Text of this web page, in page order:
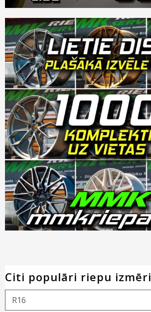
Citi populāri riepu izmēri